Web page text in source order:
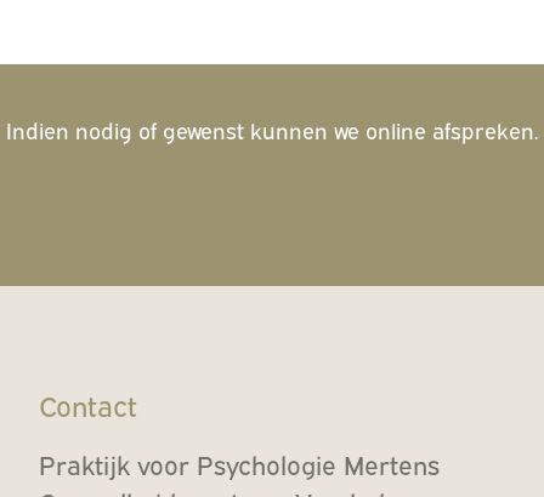
Indien nodig of gewenst kunnen we online afspreken.
Contact
Praktijk voor Psychologie Mertens